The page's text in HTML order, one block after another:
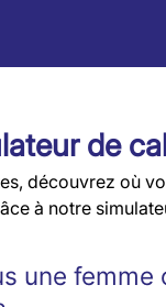
de
découvrez où
à notre